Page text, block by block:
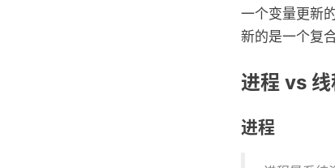
一个变量更新
新的是一个复
进程 vs
进程